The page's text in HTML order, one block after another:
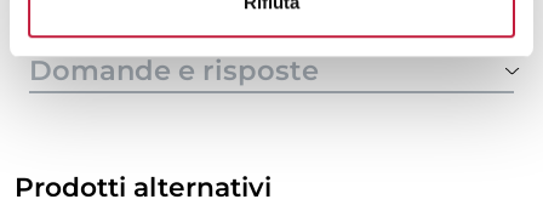
Area di personalizzazione
Domande e risposte
Prodotti alternativi